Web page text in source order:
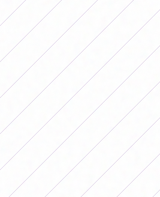
Independiente 1-0 San Luis, en
Banfield 0-1 Talleres, en el Campo
Newell's 0-1 Racing, en el Predio
Sábado 16
SAT 5-0 Unión, Estadio 12 de
Belgrano 1-0 Boca
Domingo 17
Gimnasia 1-4 San Lorenzo, Predio